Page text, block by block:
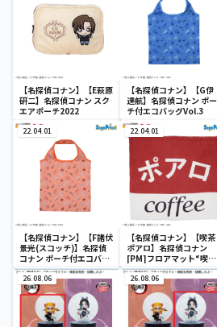
【名探偵コナン】【E萩原
研二】名探偵コナン スク
エアポーチ2022
【名探偵コナン】【G伊
達航】名探偵コナン ポー
チ付エコバッグVol.3
22.04.01
【名探偵コナン】【F諸伏
景光(スコッチ)】名探偵
コナン ポーチ付エコバッ
グVol.3
22.04.01
【名探偵コナン】【喫茶
ポアロ】名探偵コナン
[PM]フロアマット“喫茶
ポアロ”
26.08.06 26.08.06